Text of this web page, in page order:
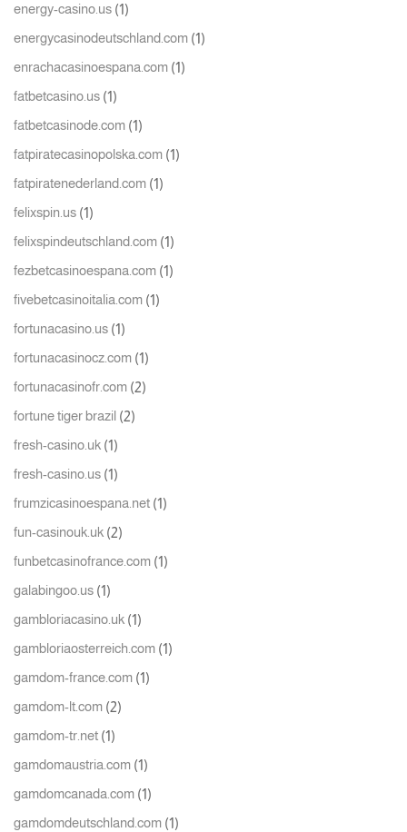
energy-casino.us (1)
energycasinodeutschland.com (1)
enrachacasinoespana.com (1)
fatbetcasino.us (1)
fatbetcasinode.com (1)
fatpiratecasinopolska.com (1)
fatpiratenederland.com (1)
felixspin.us (1)
felixspindeutschland.com (1)
fezbetcasinoespana.com (1)
fivebetcasinoitalia.com (1)
fortunacasino.us (1)
fortunacasinocz.com (1)
fortunacasinofr.com (2)
fortune tiger brazil (2)
fresh-casino.uk (1)
fresh-casino.us (1)
frumzicasinoespana.net (1)
fun-casinouk.uk (2)
funbetcasinofrance.com (1)
galabingoo.us (1)
gambloriacasino.uk (1)
gambloriaosterreich.com (1)
gamdom-france.com (1)
gamdom-lt.com (2)
gamdom-tr.net (1)
gamdomaustria.com (1)
gamdomcanada.com (1)
gamdomdeutschland.com (1)